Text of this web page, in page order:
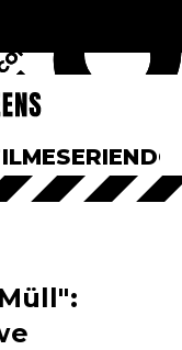
SERIEN